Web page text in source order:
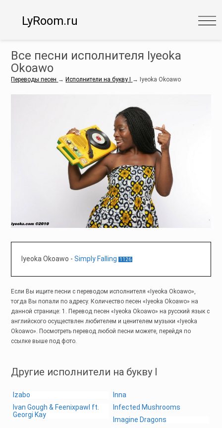
LyRoom.ru
Все песни исполнителя Iyeoka
Okoawo
Переводы песен → Исполнители на букву I → Iyeoka Okoawo
Iyeoka Okoawo -Simply Falling 1126
Если Вы ищите песни с переводом исполнителя «Iyeoka Okoawo»,
тогда Вы попали по адресу. Количество песен «Iyeoka Okoawo» на
данной странице: 1. Перевод песен «Iyeoka Okoawo» на русский язык с
английского осуществлен любителем и ценителем музыки «Iyeoka
Okoawo». Посмотреть перевод любой песни можете, перейдя по
ссылке выше под фото.
Другие исполнители на букву I
Izabo
Inna
Ivan Gough & Feenixpawl ft.
Georgi Kay
Infected Mushrooms
Imagine Dragons